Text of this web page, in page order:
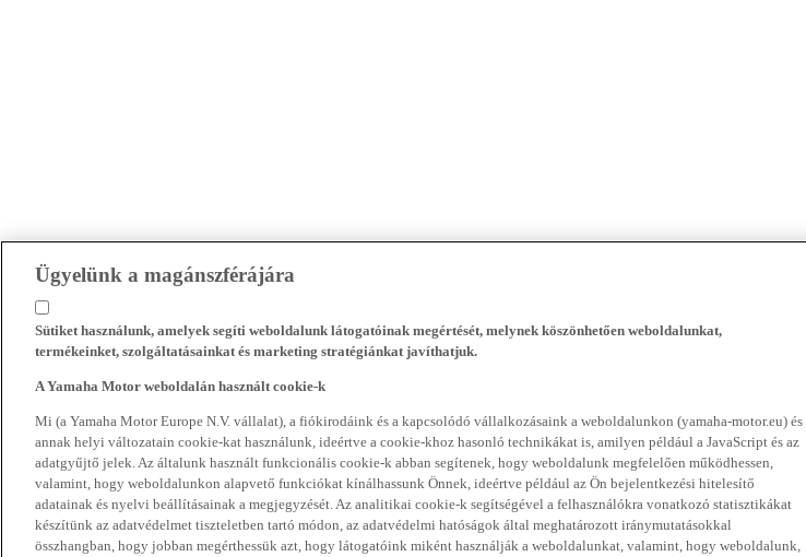
Ügyelünk a magánszférájára
Sütiket használunk, amelyek segíti weboldalunk látogatóinak megértését, melynek köszönhetően weboldalunkat,
termékeinket, szolgáltatásainkat és marketing stratégiánkat javíthatjuk.
A Yamaha Motor weboldalán használt cookie-k
Mi (a Yamaha Motor Europe N.V. vállalat), a fiókirodáink és a kapcsolódó vállalkozásaink a weboldalunkon (yamaha-motor.eu) és
annak helyi változatain cookie-kat használunk, ideértve a cookie-khoz hasonló technikákat is, amilyen például a JavaScript és az
adatgyűjtő jelek. Az általunk használt funkcionális cookie-k abban segítenek, hogy weboldalunk megfelelően működhessen,
valamint, hogy weboldalunkon alapvető funkciókat kínálhassunk Önnek, ideértve például az Ön bejelentkezési hitelesítő
adatainak és nyelvi beállításainak a megjegyzését. Az analitikai cookie-k segítségével a felhasználókra vonatkozó statisztikákat
készítünk az adatvédelmet tiszteletben tartó módon, az adatvédelmi hatóságok által meghatározott iránymutatásokkal
összhangban, hogy jobban megérthessük azt, hogy látogatóink miként használják a weboldalunkat, valamint, hogy weboldalunk,